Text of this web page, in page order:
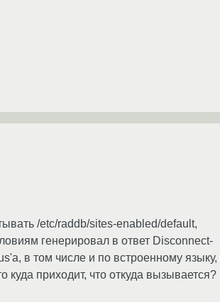
/etc/raddb/sites-enabled/default,
генерировал в ответ Disconnect-
в том числе и по встроенному языку,
куда приходит, что откуда вызывается?